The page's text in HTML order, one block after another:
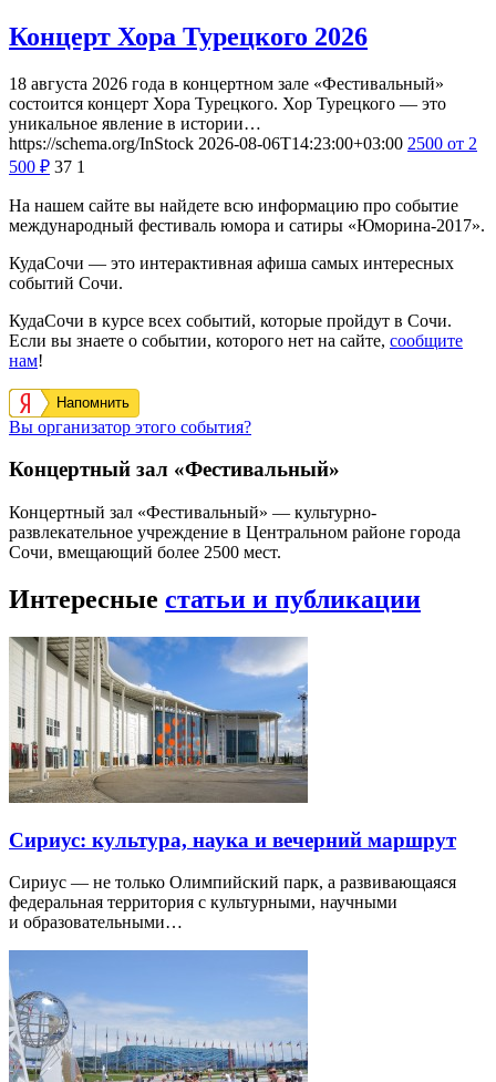
Концерт Хора Турецкого 2026
18 августа 2026 года в концертном зале «Фестивальный»
состоится концерт Хора Турецкого. Хор Турецкого — это
уникальное явление в истории…
https://schema.org/InStock 2026-08-06T14:23:00+03:00 2500 от 2
500 ₽ 37 1
На нашем сайте вы найдете всю информацию про событие
международный фестиваль юмора и сатиры «Юморина-2017».
КудаСочи — это интерактивная афиша самых интересных
событий Сочи.
КудаСочи в курсе всех событий, которые пройдут в Сочи.
Если вы знаете о событии, которого нет на сайте, сообщите
нам!
Напомнить
Вы организатор этого события?
Концертный зал «Фестивальный»
Концертный зал «Фестивальный» — культурно-
развлекательное учреждение в Центральном районе города
Сочи, вмещающий более 2500 мест.
Интересные статьи и публикации
Сириус: культура, наука и вечерний маршрут
Сириус — не только Олимпийский парк, а развивающаяся
федеральная территория с культурными, научными
и образовательными…